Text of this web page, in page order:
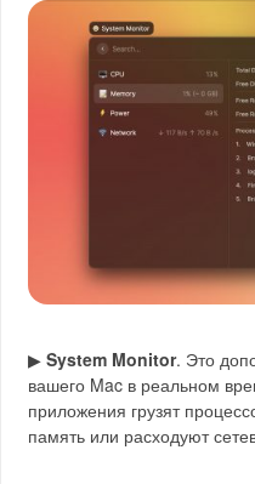
▶System Monitor. Это
вашего Mac в реальном
приложения грузят
память или расходуют